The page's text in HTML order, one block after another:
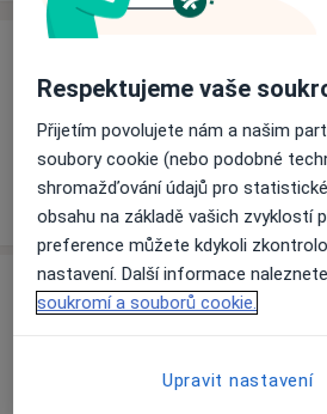
Informace o službách a
Tento specialista ještě
svých
Adresa
Kyjevská 44, Pardubice532 02
Respektujeme vaše
Přijetím povolujete nám a našim
soubory cookie (nebo podobné
shromažďování údajů pro
obsahu na základě vašich zvyklostí
preference můžete kdykoli
nastavení. Další informace
soukromí a souborů cookie.
Upravit nastavení